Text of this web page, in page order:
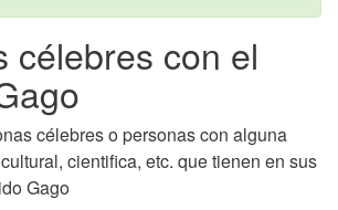
célebres con el
célebres o personas con alguna
cientifica, etc. que tienen en sus
Gago